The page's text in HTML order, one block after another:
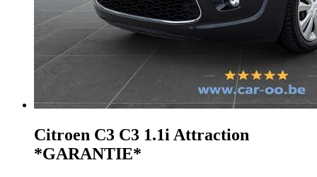
Citroen C3 C3 1.1i Attraction
*GARANTIE*